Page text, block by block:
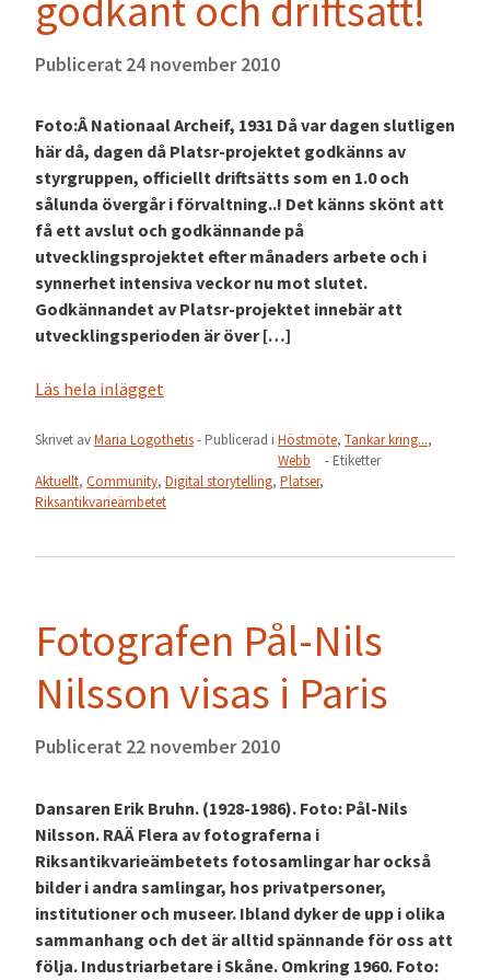
godkänt och driftsatt!
Publicerat 24 november 2010
Foto:Â Nationaal Archeif, 1931 Då var dagen slutligen
här då, dagen då Platsr-projektet godkänns av
styrgruppen, officiellt driftsätts som en 1.0 och
sålunda övergår i förvaltning..! Det känns skönt att
få ett avslut och godkännande på
utvecklingsprojektet efter månaders arbete och i
synnerhet intensiva veckor nu mot slutet.
Godkännandet av Platsr-projektet innebär att
utvecklingsperioden är över […]
Läs hela inlägget
Skrivet avMaria Logothetis- Publicerad i Höstmöte, Tankar kring...,
Webb
- Etiketter
Aktuellt, Community, Digital storytelling, Platser,
Riksantikvarieämbetet
Fotografen Pål-Nils
Nilsson visas i Paris
Publicerat 22 november 2010
Dansaren Erik Bruhn. (1928-1986). Foto: Pål-Nils
Nilsson. RAÄ Flera av fotograferna i
Riksantikvarieämbetets fotosamlingar har också
bilder i andra samlingar, hos privatpersoner,
institutioner och museer. Ibland dyker de upp i olika
sammanhang och det är alltid spännande för oss att
följa. Industriarbetare i Skåne. Omkring 1960. Foto: